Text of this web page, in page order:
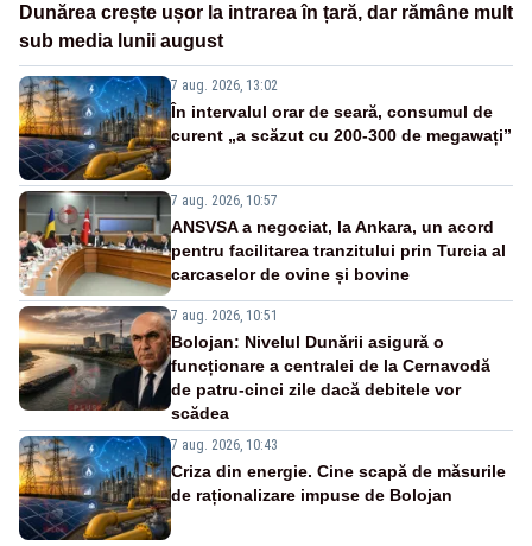
Dunărea crește ușor la intrarea în țară, dar rămâne mult
sub media lunii august
7 aug. 2026, 13:02
În intervalul orar de seară, consumul de
curent „a scăzut cu 200-300 de megawați”
7 aug. 2026, 10:57
ANSVSA a negociat, la Ankara, un acord
pentru facilitarea tranzitului prin Turcia al
carcaselor de ovine și bovine
7 aug. 2026, 10:51
Bolojan: Nivelul Dunării asigură o
funcționare a centralei de la Cernavodă
de patru-cinci zile dacă debitele vor
scădea
7 aug. 2026, 10:43
Criza din energie. Cine scapă de măsurile
de raționalizare impuse de Bolojan